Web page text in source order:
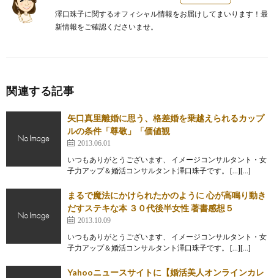
澤口珠子に関するオフィシャル情報をお届けしてまいります！最
新情報をご確認くださいませ。
関連する記事
矢口真里離婚に思う、格差婚を乗越えられるカップ
ルの条件「尊敬」「価値観
2013.06.01
いつもありがとうございます、 イメージコンサルタント・女
子力アップ＆婚活コンサルタント澤口珠子です。 […][…]
まるで魔法にかけられたかのように 心が高鳴り動き
だすステキな本 ３０代後半女性 著書感想５
2013.10.09
いつもありがとうございます、 イメージコンサルタント・女
子力アップ＆婚活コンサルタント澤口珠子です。 […][…]
Yahooニュースサイトに【婚活美人オンラインカレ